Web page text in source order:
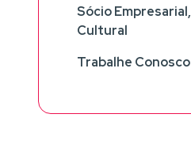
Sócio Empresarial,
Cultural
Trabalhe Conosco